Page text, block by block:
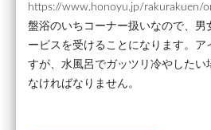
https://www.honoyu.jp/rakurakuen/
盤浴のいちコーナー扱いなので、男
ービスを受けることになります。ア
すが、水風呂でガッツリ冷やしたい
なければなりません。